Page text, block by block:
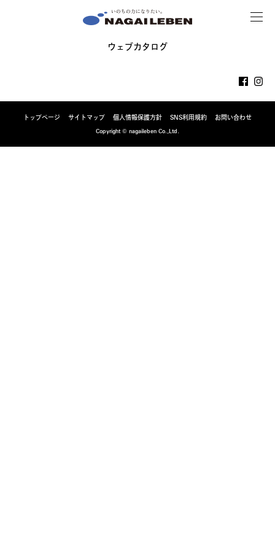
MENU
ウェブカタログ
トップページ サイトマップ 個人情報保護方針 SNS利用規約
お問い合わせ
Copyright © nagaileben Co.,Ltd.